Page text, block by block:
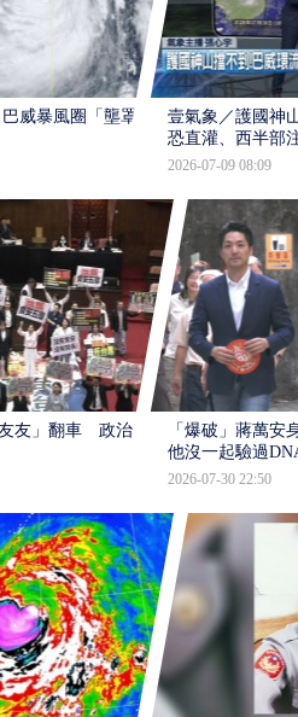
威暴風圈「壟罩4
壹氣象／護國神
恐直灌、西半部
2026-07-09 08:09
友」翻車 政治獻
「爆破」蔣萬安
他沒一起驗過
2026-07-30 22:50